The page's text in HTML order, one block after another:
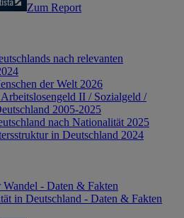
Zum Report
nach relevanten
der Welt 2026
II / Sozialgeld /
2005-2025
nach Nationalität 2025
in Deutschland 2024
Wandel - Daten & Fakten
in Deutschland - Daten & Fakten